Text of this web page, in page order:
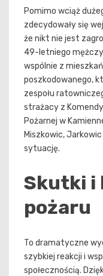
Pomimo wciąż
zdecydowały się
że nikt nie jest
49-letniego
wspólnie z
poszkodowanego,
zespołu
strażacy z
Pożarnej w
Miszkowic,
sytuację.
Skutki i
pożaru
To dramatyczne
szybkiej reakcji i
społecznością.